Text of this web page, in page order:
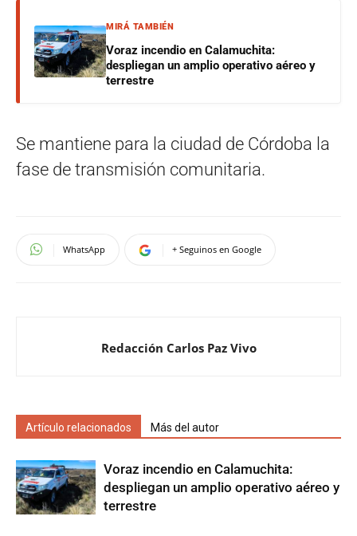
MIRÁ TAMBIÉN
Voraz incendio en Calamuchita:
despliegan un amplio operativo aéreo y
terrestre
Se mantiene para la ciudad de Córdoba la
fase de transmisión comunitaria.
WhatsApp + Seguinos en Google
Redacción Carlos Paz Vivo
Artículo relacionados Más del autor
Voraz incendio en Calamuchita:
despliegan un amplio operativo aéreo y
terrestre